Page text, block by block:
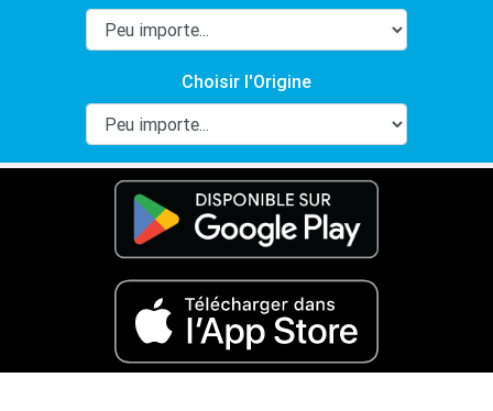
Choisir l'Origine